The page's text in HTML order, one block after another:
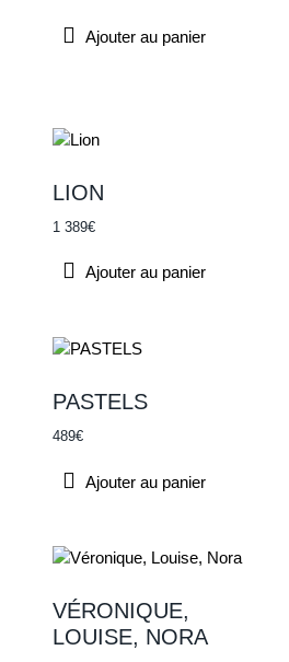
Ajouter au panier
LION
1 389€
Ajouter au panier
PASTELS
489€
Ajouter au panier
VÉRONIQUE,
LOUISE, NORA